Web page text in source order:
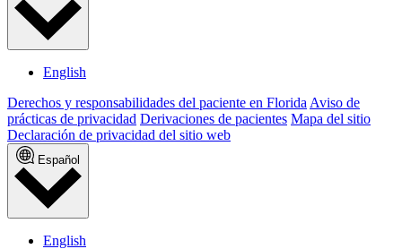
English
Derechos y responsabilidades del paciente en Florida Aviso de
prácticas de privacidad Derivaciones de pacientes Mapa del sitio
Declaración de privacidad del sitio web
Español
English